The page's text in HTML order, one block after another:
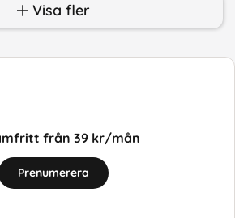
Visa fler
från 39 kr/mån
Prenumerera